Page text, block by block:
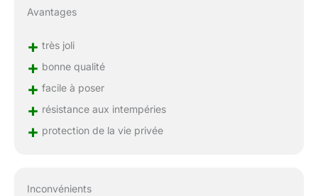
Avantages
+ très joli
+ bonne qualité
+ facile à poser
+ résistance aux intempéries
+ protection de la vie privée
Inconvénients